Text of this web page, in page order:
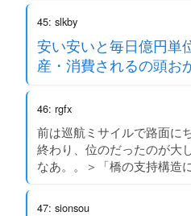
45: slkby
安い安いと毎日億円単
産・消費されるの頭お
46: rgfx
前は巡航ミサイルで路面に
終わり、位のだったのが大
なあ。。＞「橋の支持構造
47: sionsou